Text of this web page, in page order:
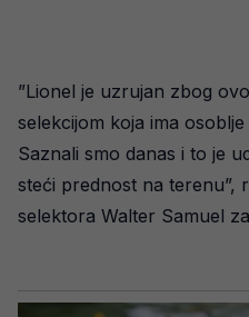
”Lionel je uzrujan zbog
selekcijom koja ima
Saznali smo danas i to je
steći prednost na terenu”,
selektora Walter Samuel